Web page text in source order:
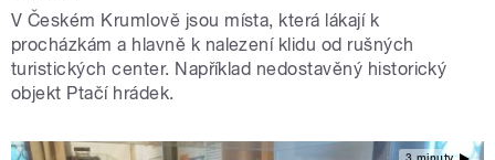
V Českém Krumlově jsou místa, která lákají k
procházkám a hlavně k nalezení klidu od rušných
turistických center. Například nedostavěný historický
objekt Ptačí hrádek.